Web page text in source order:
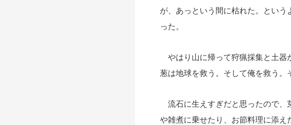
が、あっという間に枯れた。とい
った。
やはり山に帰って狩猟採集と土器
葱は地球を救う。そして俺を救う。
流石に生えすぎだと思ったので、
や雑煮に乗せたり、お節料理に添